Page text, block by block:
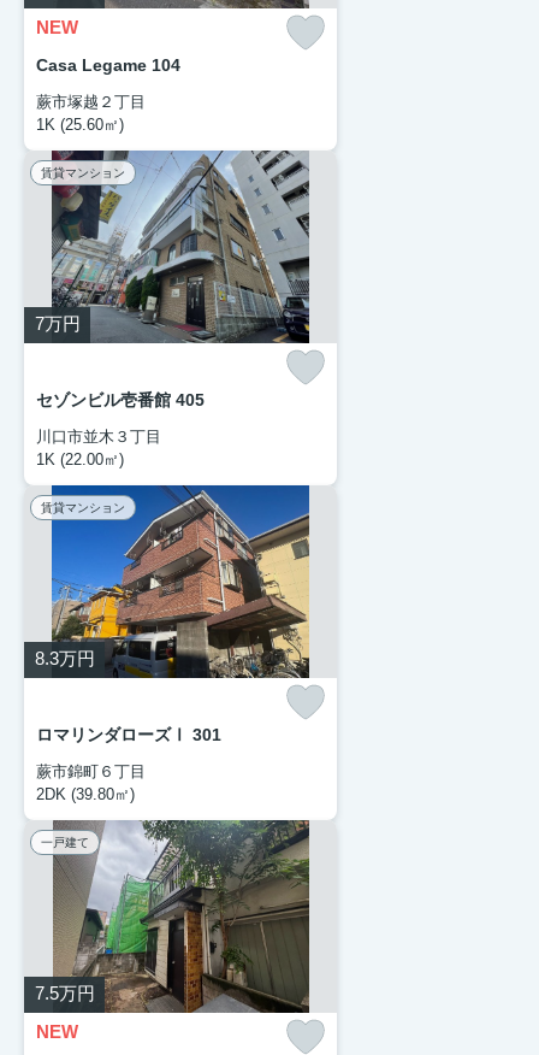
NEW
Casa Legame 104
蕨市塚越２丁目
1K (25.60㎡)
賃貸マンション
7万円
セゾンビル壱番館 405
川口市並木３丁目
1K (22.00㎡)
賃貸マンション
8.3万円
ロマリンダローズⅠ 301
蕨市錦町６丁目
2DK (39.80㎡)
一戸建て
7.5万円
NEW